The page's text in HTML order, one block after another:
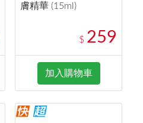
膚精華 (15ml)
$ 259
加入購物車